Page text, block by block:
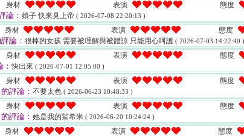
身材 表演 態度
論： 娘子 快來見上帝 ( 2026-07-08 22:20:13 )
身材 表演 態度
論： 很棒的女孩 需要被理解與被體諒 只能用心呵護 ( 2026-07-03 14:22:40 )
身材 表演 態度
：快出來 ( 2026-07-01 12:05:00 )
身材 表演 態度
的評論： 不要太色 ( 2026-06-23 10:48:33 )
身材 表演 態度
的評論： 她是我的鯊希米 ( 2026-06-20 10:24:24 )
身材 表演 態度